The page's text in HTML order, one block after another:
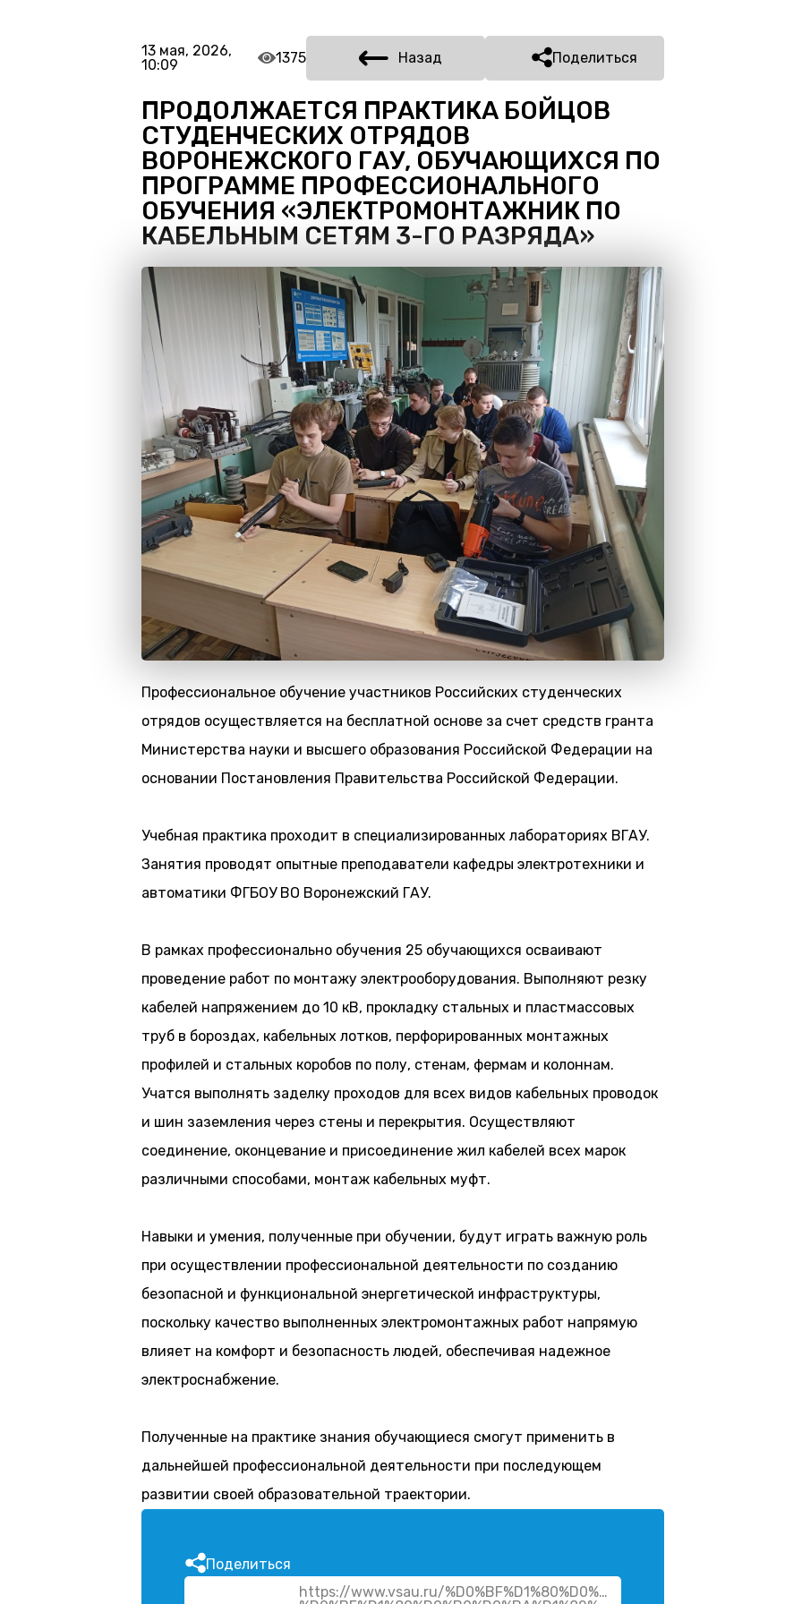
13 мая, 2026,
10:09
1375 Назад Поделиться
ПРОДОЛЖАЕТСЯ ПРАКТИКА БОЙЦОВ
СТУДЕНЧЕСКИХ ОТРЯДОВ
ВОРОНЕЖСКОГО ГАУ, ОБУЧАЮЩИХСЯ ПО
ПРОГРАММЕ ПРОФЕССИОНАЛЬНОГО
ОБУЧЕНИЯ «ЭЛЕКТРОМОНТАЖНИК ПО
КАБЕЛЬНЫМ СЕТЯМ 3-ГО РАЗРЯДА»
Профессиональное обучение участников Российских студенческих
отрядов осуществляется на бесплатной основе за счет средств гранта
Министерства науки и высшего образования Российской Федерации на
основании Постановления Правительства Российской Федерации.
Учебная практика проходит в специализированных лабораториях ВГАУ.
Занятия проводят опытные преподаватели кафедры электротехники и
автоматики ФГБОУ ВО Воронежский ГАУ.
В рамках профессионально обучения 25 обучающихся осваивают
проведение работ по монтажу электрооборудования. Выполняют резку
кабелей напряжением до 10 кВ, прокладку стальных и пластмассовых
труб в бороздах, кабельных лотков, перфорированных монтажных
профилей и стальных коробов по полу, стенам, фермам и колоннам.
Учатся выполнять заделку проходов для всех видов кабельных проводок
и шин заземления через стены и перекрытия. Осуществляют
соединение, оконцевание и присоединение жил кабелей всех марок
различными способами, монтаж кабельных муфт.
Навыки и умения, полученные при обучении, будут играть важную роль
при осуществлении профессиональной деятельности по созданию
безопасной и функциональной энергетической инфраструктуры,
поскольку качество выполненных электромонтажных работ напрямую
влияет на комфорт и безопасность людей, обеспечивая надежное
электроснабжение.
Полученные на практике знания обучающиеся смогут применить в
дальнейшей профессиональной деятельности при последующем
развитии своей образовательной траектории.
Поделиться
https://www.vsau.ru/